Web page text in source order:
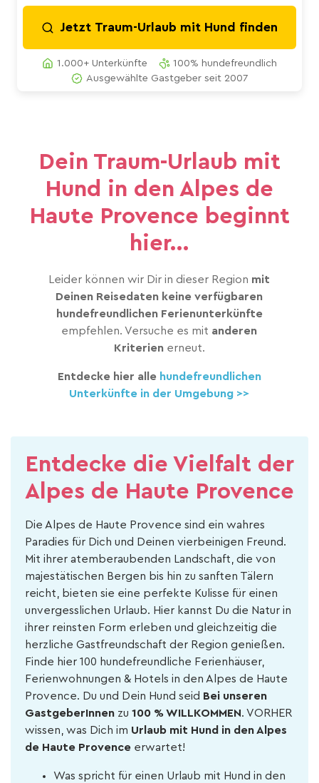
Jetzt Traum-Urlaub mit Hund finden
1.000+ Unterkünfte
100% hundefreundlich
Ausgewählte Gastgeber seit 2007
Dein Traum-Urlaub mit
Hund in den Alpes de
Haute Provence beginnt
hier...
Leider können wir Dir in dieser Region mit
Deinen Reisedaten keine verfügbaren
hundefreundlichen Ferienunterkünfte
empfehlen. Versuche es mit anderen
Kriterienerneut.
Entdecke hier alle hundefreundlichen
Unterkünfte in der Umgebung >>
Entdecke die Vielfalt der
Alpes de Haute Provence
Die Alpes de Haute Provence sind ein wahres
Paradies für Dich und Deinen vierbeinigen Freund.
Mit ihrer atemberaubenden Landschaft, die von
majestätischen Bergen bis hin zu sanften Tälern
reicht, bieten sie eine perfekte Kulisse für einen
unvergesslichen Urlaub. Hier kannst Du die Natur in
ihrer reinsten Form erleben und gleichzeitig die
herzliche Gastfreundschaft der Region genießen.
Finde hier 100 hundefreundliche Ferienhäuser,
Ferienwohnungen & Hotels in den Alpes de Haute
Provence. Du und Dein Hund seid Bei unseren
GastgeberInnen zu 100 % WILLKOMMEN. VORHER
wissen, was Dich im Urlaub mit Hund in den Alpes
de Haute Provence erwartet!
Was spricht für einen Urlaub mit Hund in den